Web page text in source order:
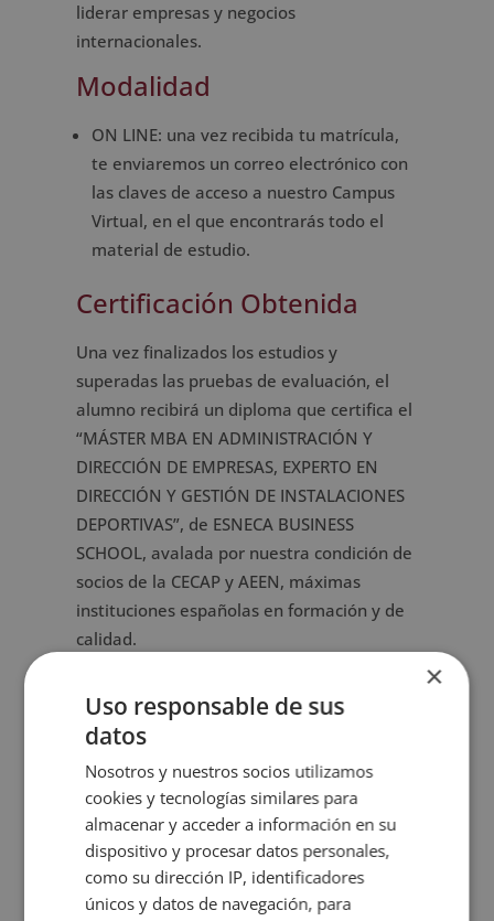
liderar empresas y negocios
internacionales.
Modalidad
ON LINE: una vez recibida tu matrícula,
te enviaremos un correo electrónico con
las claves de acceso a nuestro Campus
Virtual, en el que encontrarás todo el
material de estudio.
Certificación Obtenida
Una vez finalizados los estudios y
superadas las pruebas de evaluación, el
alumno recibirá un diploma que certifica el
“MÁSTER MBA EN ADMINISTRACIÓN Y
DIRECCIÓN DE EMPRESAS, EXPERTO EN
DIRECCIÓN Y GESTIÓN DE INSTALACIONES
DEPORTIVAS”, de ESNECA BUSINESS
SCHOOL, avalada por nuestra condición de
socios de la CECAP y AEEN, máximas
instituciones españolas en formación y de
calidad.
Notario Europeo, que da fe de la validez,
contenidos y autenticidad del título a nivel
nacional e internacional.
Ficha formativa
Puede descargar aquí laficha formativadel
MBA en Administración y Dirección de
×
Uso responsable de sus
datos
Nosotros y nuestros socios utilizamos
cookies y tecnologías similares para
almacenar y acceder a información en su
dispositivo y procesar datos personales,
como su dirección IP, identificadores
únicos y datos de navegación, para